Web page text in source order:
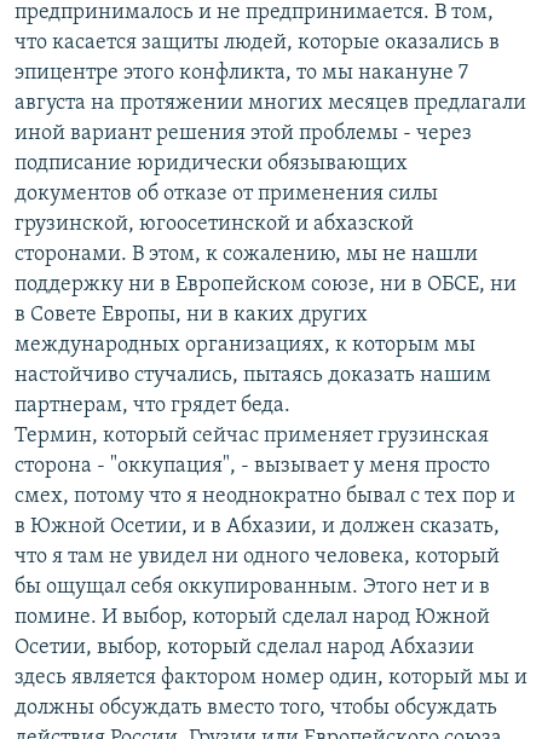
предпринималось и не предпринимается. В том,
что касается защиты людей, которые оказались в
эпицентре этого конфликта, то мы накануне 7
августа на протяжении многих месяцев предлагали
иной вариант решения этой проблемы - через
подписание юридически обязывающих
документов об отказе от применения силы
грузинской, югоосетинской и абхазской
сторонами. В этом, к сожалению, мы не нашли
поддержку ни в Европейском союзе, ни в ОБСЕ, ни
в Совете Европы, ни в каких других
международных организациях, к которым мы
настойчиво стучались, пытаясь доказать нашим
партнерам, что грядет беда.
Термин, который сейчас применяет грузинская
сторона - "оккупация", - вызывает у меня просто
смех, потому что я неоднократно бывал с тех пор и
в Южной Осетии, и в Абхазии, и должен сказать,
что я там не увидел ни одного человека, который
бы ощущал себя оккупированным. Этого нет и в
помине. И выбор, который сделал народ Южной
Осетии, выбор, который сделал народ Абхазии
здесь является фактором номер один, который мы и
должны обсуждать вместо того, чтобы обсуждать